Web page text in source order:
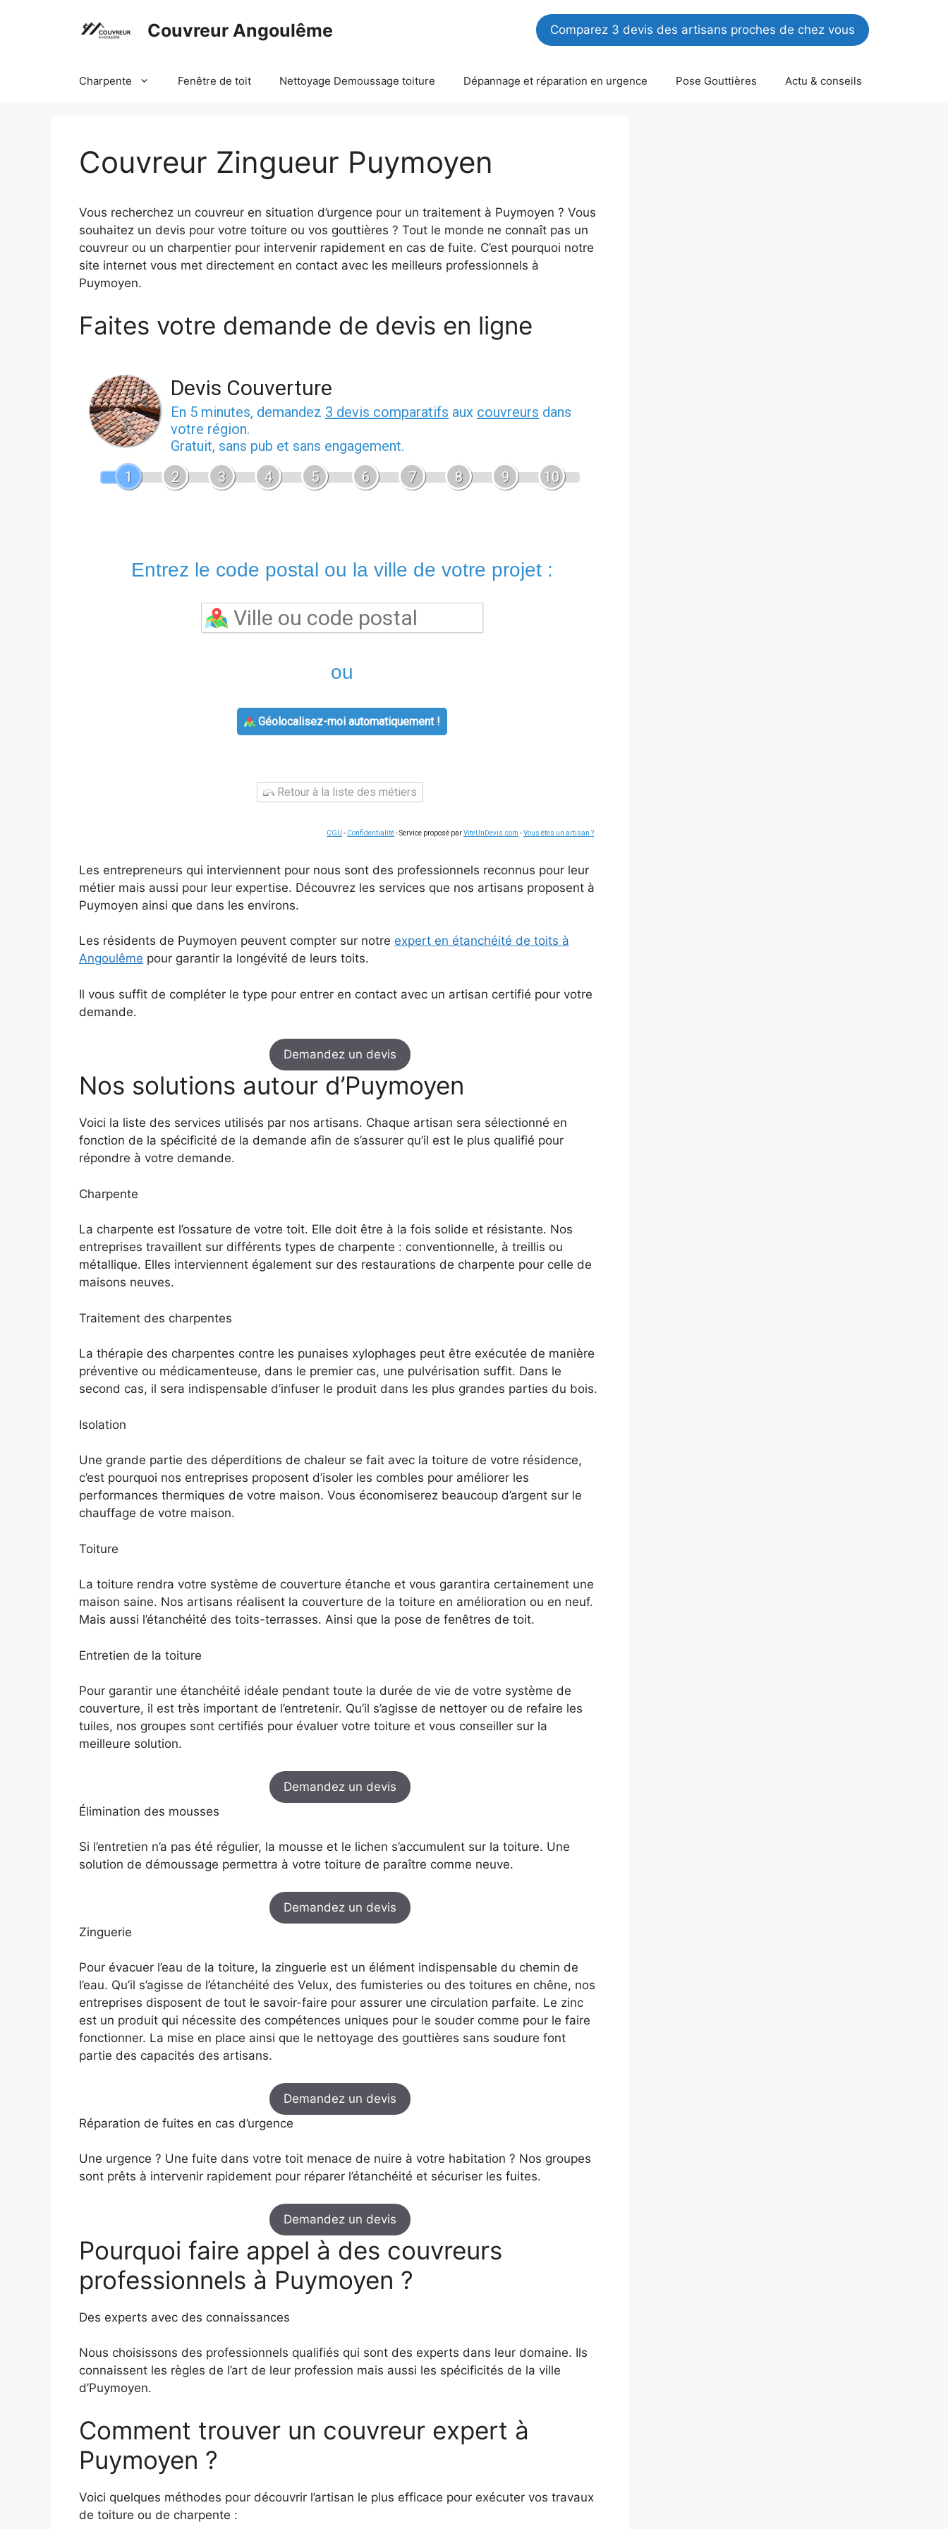
Couvreur Angoulême Comparez 3 devis des artisans proches de chez vous
Charpente Fenêtre de toit Nettoyage Demoussage toiture Dépannage et réparation en urgence Pose Gouttières Actu & conseils
Couvreur Zingueur Puymoyen
Vous recherchez un couvreur en situation d’urgence pour un traitement à Puymoyen ? Vous
souhaitez un devis pour votre toiture ou vos gouttières ? Tout le monde ne connaît pas un
couvreur ou un charpentier pour intervenir rapidement en cas de fuite. C’est pourquoi notre
site internet vous met directement en contact avec les meilleurs professionnels à
Puymoyen.
Faites votre demande de devis en ligne
Devis Couverture
En 5 minutes, demandez 3 devis comparatifs aux couvreurs dans
votre région.
Gratuit, sans pub et sans engagement.
1
2 3 4 5 6 7 8 9 10
Entrez le code postal ou la ville de votre projet :
ou
Géolocalisez-moi automatiquement !
Retour à la liste des métiers
CGU - Confidentialité- Service proposé parViteUnDevis.com -Vous êtes un artisan ?
Les entrepreneurs qui interviennent pour nous sont des professionnels reconnus pour leur
métier mais aussi pour leur expertise. Découvrez les services que nos artisans proposent à
Puymoyen ainsi que dans les environs.
Les résidents de Puymoyen peuvent compter sur notre expert en étanchéité de toits à
Angoulême pour garantir la longévité de leurs toits.
Il vous suffit de compléter le type pour entrer en contact avec un artisan certifié pour votre
demande.
Demandez un devis
Nos solutions autour d’Puymoyen
Voici la liste des services utilisés par nos artisans. Chaque artisan sera sélectionné en
fonction de la spécificité de la demande afin de s’assurer qu’il est le plus qualifié pour
répondre à votre demande.
Charpente
La charpente est l’ossature de votre toit. Elle doit être à la fois solide et résistante. Nos
entreprises travaillent sur différents types de charpente : conventionnelle, à treillis ou
métallique. Elles interviennent également sur des restaurations de charpente pour celle de
maisons neuves.
Traitement des charpentes
La thérapie des charpentes contre les punaises xylophages peut être exécutée de manière
préventive ou médicamenteuse, dans le premier cas, une pulvérisation suffit. Dans le
second cas, il sera indispensable d’infuser le produit dans les plus grandes parties du bois.
Isolation
Une grande partie des déperditions de chaleur se fait avec la toiture de votre résidence,
c’est pourquoi nos entreprises proposent d’isoler les combles pour améliorer les
performances thermiques de votre maison. Vous économiserez beaucoup d’argent sur le
chauffage de votre maison.
Toiture
La toiture rendra votre système de couverture étanche et vous garantira certainement une
maison saine. Nos artisans réalisent la couverture de la toiture en amélioration ou en neuf.
Mais aussi l’étanchéité des toits-terrasses. Ainsi que la pose de fenêtres de toit.
Entretien de la toiture
Pour garantir une étanchéité idéale pendant toute la durée de vie de votre système de
couverture, il est très important de l’entretenir. Qu’il s’agisse de nettoyer ou de refaire les
tuiles, nos groupes sont certifiés pour évaluer votre toiture et vous conseiller sur la
meilleure solution.
Demandez un devis
Élimination des mousses
Si l’entretien n’a pas été régulier, la mousse et le lichen s’accumulent sur la toiture. Une
solution de démoussage permettra à votre toiture de paraître comme neuve.
Demandez un devis
Zinguerie
Pour évacuer l’eau de la toiture, la zinguerie est un élément indispensable du chemin de
l’eau. Qu’il s’agisse de l’étanchéité des Velux, des fumisteries ou des toitures en chêne, nos
entreprises disposent de tout le savoir-faire pour assurer une circulation parfaite. Le zinc
est un produit qui nécessite des compétences uniques pour le souder comme pour le faire
fonctionner. La mise en place ainsi que le nettoyage des gouttières sans soudure font
partie des capacités des artisans.
Demandez un devis
Réparation de fuites en cas d’urgence
Une urgence ? Une fuite dans votre toit menace de nuire à votre habitation ? Nos groupes
sont prêts à intervenir rapidement pour réparer l’étanchéité et sécuriser les fuites.
Demandez un devis
Pourquoi faire appel à des couvreurs
professionnels à Puymoyen ?
Des experts avec des connaissances
Nous choisissons des professionnels qualifiés qui sont des experts dans leur domaine. Ils
connaissent les règles de l’art de leur profession mais aussi les spécificités de la ville
d’Puymoyen.
Comment trouver un couvreur expert à
Puymoyen ?
Voici quelques méthodes pour découvrir l’artisan le plus efficace pour exécuter vos travaux
de toiture ou de charpente :